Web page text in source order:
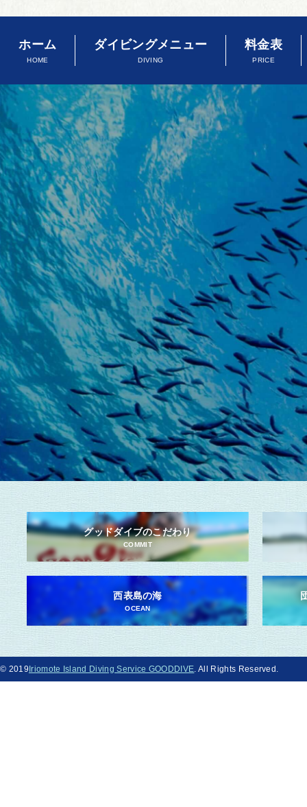
ホーム
HOME
ダイビングメニュー
DIVING
料金表
PRICE
グッドダイブのこだわり
COMMIT
西表島の海
OCEAN
© 2019 Iriomote Island Diving Service GOODDIVE. All Rights Reserved.